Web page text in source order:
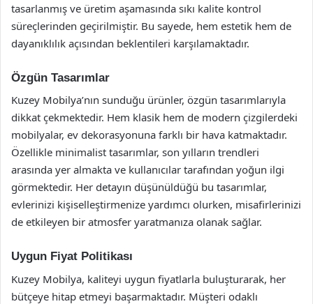
tasarlanmış ve üretim aşamasında sıkı kalite kontrol
süreçlerinden geçirilmiştir. Bu sayede, hem estetik hem de
dayanıklılık açısından beklentileri karşılamaktadır.
Özgün Tasarımlar
Kuzey Mobilya’nın sunduğu ürünler, özgün tasarımlarıyla
dikkat çekmektedir. Hem klasik hem de modern çizgilerdeki
mobilyalar, ev dekorasyonuna farklı bir hava katmaktadır.
Özellikle minimalist tasarımlar, son yılların trendleri
arasında yer almakta ve kullanıcılar tarafından yoğun ilgi
görmektedir. Her detayın düşünüldüğü bu tasarımlar,
evlerinizi kişiselleştirmenize yardımcı olurken, misafirlerinizi
de etkileyen bir atmosfer yaratmanıza olanak sağlar.
Uygun Fiyat Politikası
Kuzey Mobilya, kaliteyi uygun fiyatlarla buluşturarak, her
bütçeye hitap etmeyi başarmaktadır. Müşteri odaklı